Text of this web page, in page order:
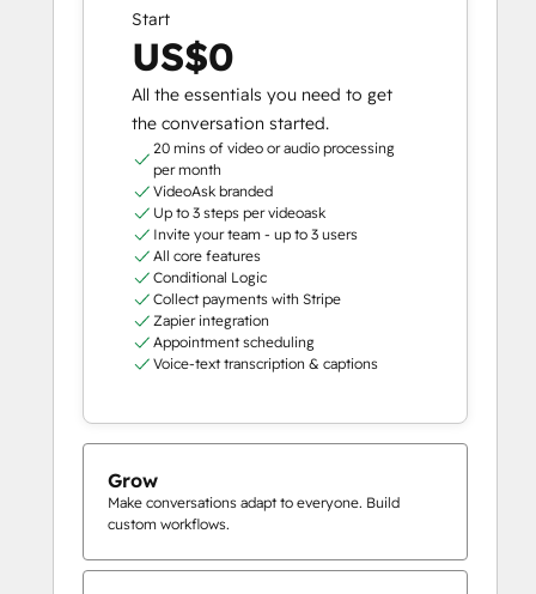
Start
US$0
All the essentials you need to get
the conversation started.
20 mins of video or audio processing
per month
VideoAsk branded
Up to 3 steps per videoask
Invite your team - up to 3 users
All core features
Conditional Logic
Collect payments with Stripe
Zapier integration
Appointment scheduling
Voice-text transcription & captions
Grow
Make conversations adapt to everyone. Build
custom workflows.